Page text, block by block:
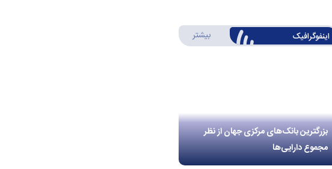
اینفوگرافیک بیشتر درباره اینفوگرافیک
بزرگترین بانک‌های مرکزی جهان از نظر
مجموع دارایی‌ها